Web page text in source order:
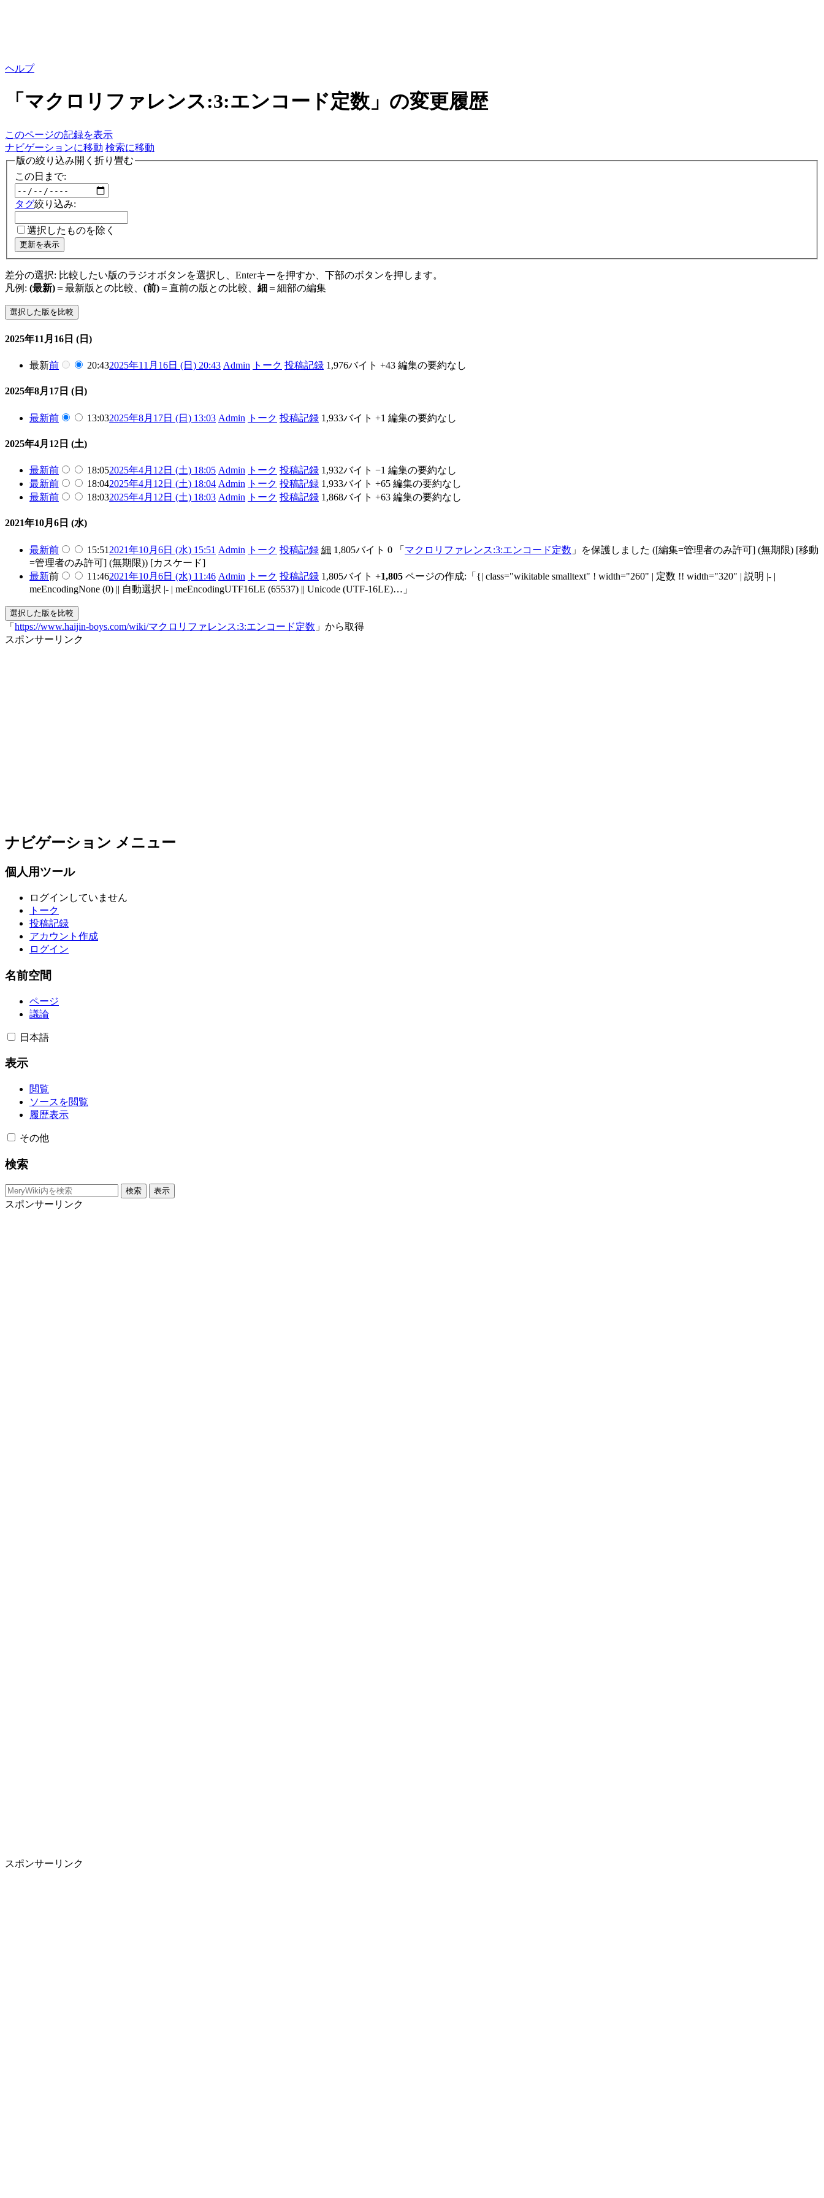
ヘルプ
「マクロリファレンス:3:エンコード定数」の変更履歴
このページの記録を表示
ナビゲーションに移動 検索に移動
版の絞り込み開く 折り畳む
この日まで:
タグ絞り込み:
選択したものを除く
更新を表示
差分の選択: 比較したい版のラジオボタンを選択し、Enterキーを押すか、下部のボタンを押します。
凡例: (最新) ＝最新版との比較、 (前) ＝直前の版との比較、 細 ＝細部の編集
2025年11月16日 (日)
最新前 20:432025年11月16日 (日) 20:43 Admin トーク 投稿記録 1,976バイト +43 編集の要約なし
2025年8月17日 (日)
最新前 13:032025年8月17日 (日) 13:03 Admin トーク 投稿記録 1,933バイト +1 編集の要約なし
2025年4月12日 (土)
最新前 18:052025年4月12日 (土) 18:05 Admin トーク 投稿記録 1,932バイト −1 編集の要約なし
最新前 18:042025年4月12日 (土) 18:04 Admin トーク 投稿記録 1,933バイト +65 編集の要約なし
最新前 18:032025年4月12日 (土) 18:03 Admin トーク 投稿記録 1,868バイト +63 編集の要約なし
2021年10月6日 (水)
最新前 15:51 2021年10月6日 (水) 15:51 Admin トーク 投稿記録 細 1,805バイト 0 「 マクロリファレンス:3:エンコード定数 」を保護しました ([編集=管理者のみ許可] (無期限) [移動
=管理者のみ許可] (無期限)) [カスケード]
最新前 11:462021年10月6日 (水) 11:46 Admin トーク 投稿記録 1,805バイト +1,805 ページの作成:「{| class="wikitable smalltext" ! width="260" | 定数 !! width="320" | 説明 |- |
meEncodingNone (0) || 自動選択 |- | meEncodingUTF16LE (65537) || Unicode (UTF-16LE)…」
「 https://www.haijin-boys.com/wiki/マクロリファレンス:3:エンコード定数 」から取得
スポンサーリンク
ナビゲーション メニュー
個人用ツール
ログインしていません
トーク
投稿記録
アカウント作成
ログイン
名前空間
ページ
議論
日本語
表示
閲覧
ソースを閲覧
履歴表示
その他
検索
スポンサーリンク
スポンサーリンク